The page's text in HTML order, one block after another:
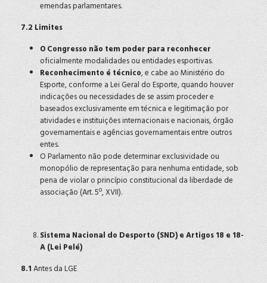
emendas parlamentares.
7.2 Limites
O Congresso não tem poder para reconhecer
oficialmente modalidades ou entidades esportivas.
Reconhecimento é técnico, e cabe ao Ministério do
Esporte, conforme a Lei Geral do Esporte, quando houver
indicações ou necessidades de se assim proceder e
baseados exclusivamente em técnica e legitimação por
atividades e instituições internacionais e nacionais, órgão
governamentais e agências governamentais entre outros
entes.
O Parlamento não pode determinar exclusividade ou
monopólio de representação para nenhuma entidade, sob
pena de violar o princípio constitucional da liberdade de
associação (Art. 5º, XVII).
Sistema Nacional do Desporto (SND) e Artigos 18 e 18-
A (Lei Pelé)
8.1Antes da LGE